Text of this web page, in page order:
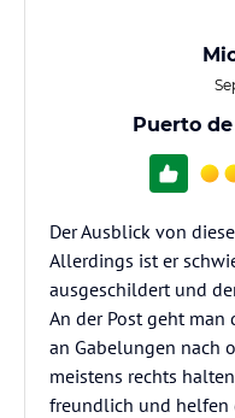
Puerto
Der Ausblick von
Allerdings ist er
ausgeschildert und
An der Post geht man
an Gabelungen nach
meistens rechts
freundlich und helfen